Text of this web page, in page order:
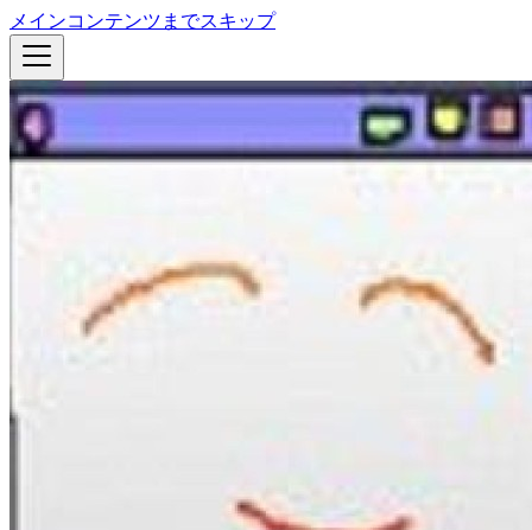
メインコンテンツまでスキップ